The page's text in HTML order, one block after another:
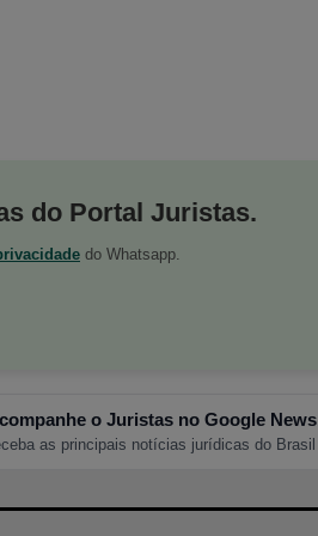
do Portal Juristas.
do Whatsapp.
o Juristas no Google News
as principais notícias jurídicas do Brasil